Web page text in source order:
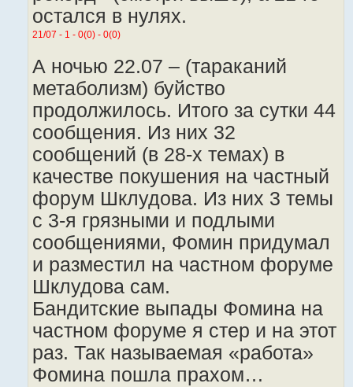
остался в нулях.
21/07 - 1 - 0(0) - 0(0)
А ночью 22.07 – (тараканий
метаболизм) буйство
продолжилось. Итого за сутки 44
сообщения. Из них 32
сообщений (в 28-х темах) в
качестве покушения на частный
форум Шклудова. Из них 3 темы
с 3-я грязными и подлыми
сообщениями, Фомин придумал
и разместил на частном форуме
Шклудова сам.
Бандитские выпады Фомина на
частном форуме я стер и на этот
раз. Так называемая «работа»
Фомина пошла прахом…